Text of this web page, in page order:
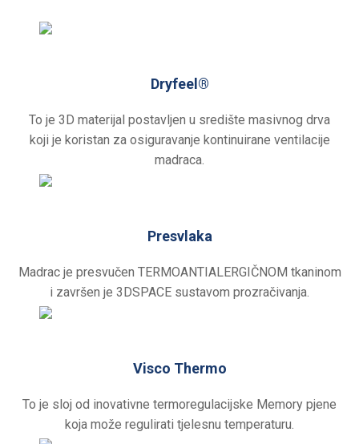
Dryfeel®
To je 3D materijal postavljen u središte masivnog drva
koji je koristan za osiguravanje kontinuirane ventilacije
madraca.
Presvlaka
Madrac je presvučen TERMOANTIALERGIČNOM tkaninom
i završen je 3DSPACE sustavom prozračivanja.
Visco Thermo
To je sloj od inovativne termoregulacijske Memory pjene
koja može regulirati tjelesnu temperaturu.